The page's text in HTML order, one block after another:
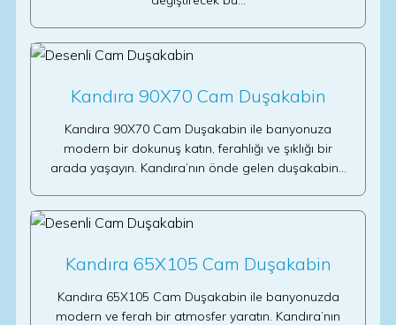
Kandıra 90X70 Cam Duşakabin
Kandıra 90X70 Cam Duşakabin ile banyonuza
modern bir dokunuş katın, ferahlığı ve şıklığı bir
arada yaşayın. Kandıra’nın önde gelen duşakabin…
Kandıra 65X105 Cam Duşakabin
Kandıra 65X105 Cam Duşakabin ile banyonuzda
modern ve ferah bir atmosfer yaratın. Kandıra’nın